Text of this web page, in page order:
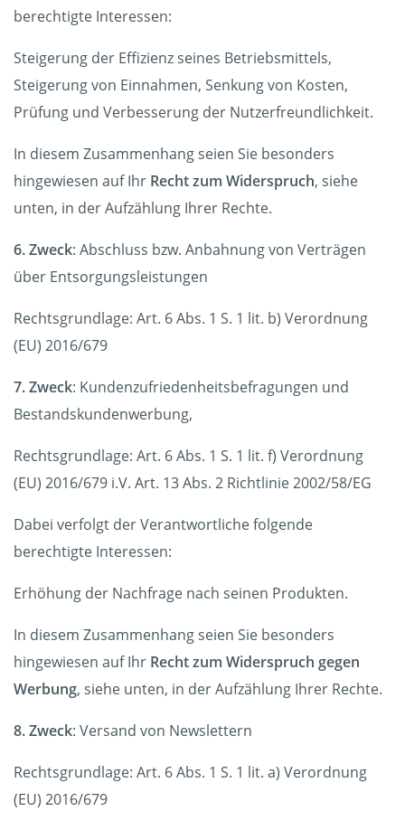
berechtigte Interessen:
Steigerung der Effizienz seines Betriebsmittels,
Steigerung von Einnahmen, Senkung von Kosten,
Prüfung und Verbesserung der Nutzerfreundlichkeit.
In diesem Zusammenhang seien Sie besonders
hingewiesen auf Ihr Recht zum Widerspruch, siehe
unten, in der Aufzählung Ihrer Rechte.
6. Zweck: Abschluss bzw. Anbahnung von Verträgen
über Entsorgungsleistungen
Rechtsgrundlage: Art. 6 Abs. 1 S. 1 lit. b) Verordnung
(EU) 2016/679
7. Zweck: Kundenzufriedenheitsbefragungen und
Bestandskundenwerbung,
Rechtsgrundlage: Art. 6 Abs. 1 S. 1 lit. f) Verordnung
(EU) 2016/679 i.V. Art. 13 Abs. 2 Richtlinie 2002/58/EG
Dabei verfolgt der Verantwortliche folgende
berechtigte Interessen:
Erhöhung der Nachfrage nach seinen Produkten.
In diesem Zusammenhang seien Sie besonders
hingewiesen auf Ihr Recht zum Widerspruch gegen
Werbung, siehe unten, in der Aufzählung Ihrer Rechte.
8. Zweck: Versand von Newslettern
Rechtsgrundlage: Art. 6 Abs. 1 S. 1 lit. a) Verordnung
(EU) 2016/679